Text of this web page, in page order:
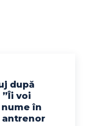
după
voi
în
antrenor